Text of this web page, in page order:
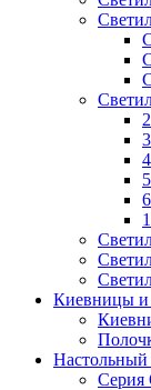
Киевницы и
Настольный
Серия